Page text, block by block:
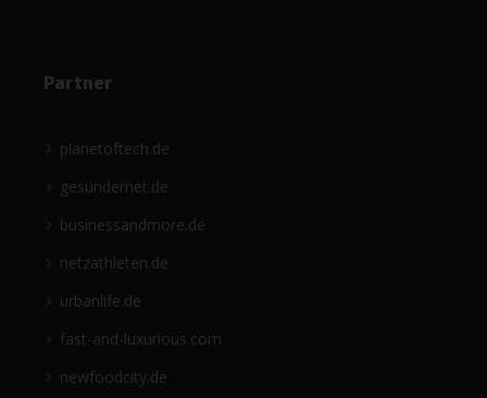
Partner
planetoftech.de
gesündernet.de
businessandmore.de
netzathleten.de
urbanlife.de
fast-and-luxurious.com
newfoodcity.de